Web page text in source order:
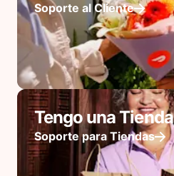
Soporte al Cliente
Tengo una Tienda
Soporte para Tiendas